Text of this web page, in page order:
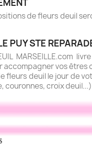
de fleurs deuil
PUY STE
MARSEILLE.com
vos êtres
fleurs deuil le jour de
croix